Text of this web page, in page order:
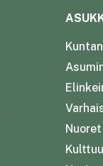
Nuoret